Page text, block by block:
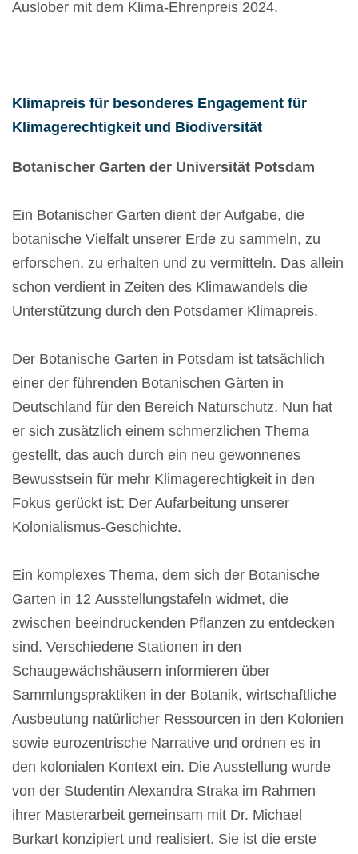
Auslober mit dem Klima-Ehrenpreis 2024.
Klimapreis für besonderes Engagement für
Klimagerechtigkeit und Biodiversität
Botanischer Garten der Universität Potsdam
Ein Botanischer Garten dient der Aufgabe, die
botanische Vielfalt unserer Erde zu sammeln, zu
erforschen, zu erhalten und zu vermitteln. Das allein
schon verdient in Zeiten des Klimawandels die
Unterstützung durch den Potsdamer Klimapreis.
Der Botanische Garten in Potsdam ist tatsächlich
einer der führenden Botanischen Gärten in
Deutschland für den Bereich Naturschutz. Nun hat
er sich zusätzlich einem schmerzlichen Thema
gestellt, das auch durch ein neu gewonnenes
Bewusstsein für mehr Klimagerechtigkeit in den
Fokus gerückt ist: Der Aufarbeitung unserer
Kolonialismus-Geschichte.
Ein komplexes Thema, dem sich der Botanische
Garten in 12 Ausstellungstafeln widmet, die
zwischen beeindruckenden Pflanzen zu entdecken
sind. Verschiedene Stationen in den
Schaugewächshäusern informieren über
Sammlungspraktiken in der Botanik, wirtschaftliche
Ausbeutung natürlicher Ressourcen in den Kolonien
sowie eurozentrische Narrative und ordnen es in
den kolonialen Kontext ein. Die Ausstellung wurde
von der Studentin Alexandra Straka im Rahmen
ihrer Masterarbeit gemeinsam mit Dr. Michael
Burkart konzipiert und realisiert. Sie ist die erste